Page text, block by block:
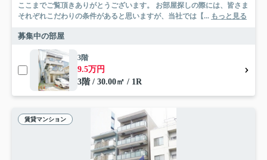
ここまでご覧頂きありがとうございます。 お部屋探しの際には、皆さま
それぞれこだわりの条件があると思いますが、当社では【... もっと見る
募集中の部屋
3階
9.5万円
3階 / 30.00㎡ / 1R
賃貸マンション